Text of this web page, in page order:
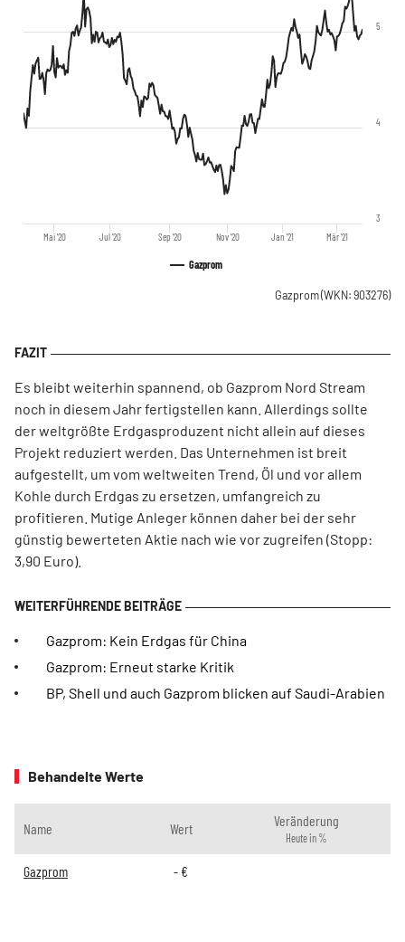
Gazprom
Mai '20 Jul '20 Sep '20 Nov '20 Jan '21 Mär '21
3
4
5
Gazprom(WKN: 903276)
Es bleibt weiterhin spannend, ob Gazprom Nord Stream
noch in diesem Jahr fertigstellen kann. Allerdings sollte
der weltgrößte Erdgasproduzent nicht allein auf dieses
Projekt reduziert werden. Das Unternehmen ist breit
aufgestellt, um vom weltweiten Trend, Öl und vor allem
Kohle durch Erdgas zu ersetzen, umfangreich zu
profitieren. Mutige Anleger können daher bei der sehr
günstig bewerteten Aktie nach wie vor zugreifen (Stopp:
3,90 Euro).
Gazprom: Kein Erdgas für China
Gazprom: Erneut starke Kritik
BP, Shell und auch Gazprom blicken auf Saudi-Arabien
Behandelte Werte
Name Wert Veränderung
Heute in %
Gazprom - €